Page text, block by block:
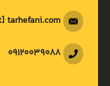
tarhefani.com
09120039088